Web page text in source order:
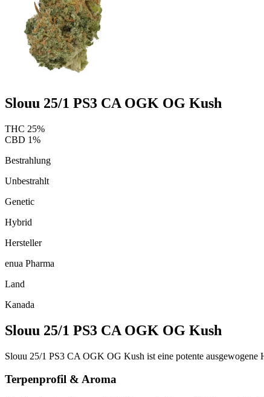
Slouu 25/1 PS3 CA OGK OG Kush
THC 25%
CBD 1%
Bestrahlung
Unbestrahlt
Genetic
Hybrid
Hersteller
enua Pharma
Land
Kanada
Slouu 25/1 PS3 CA OGK OG Kush
Slouu 25/1 PS3 CA OGK OG Kush ist eine potente
Terpenprofil & Aroma